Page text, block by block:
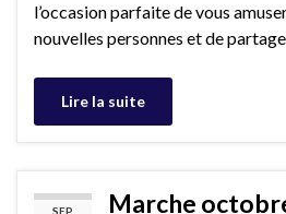
l’occasion parfaite de vous
nouvelles personnes et de
Lire la suite
SEP Marche